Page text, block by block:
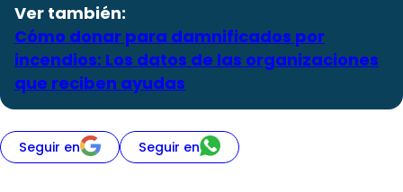
Ver también:
Cómo donar para damnificados por
incendios: Los datos de las organizaciones
que reciben ayudas
Seguir en Seguir en